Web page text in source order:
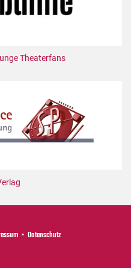
Theaterfans
Datenschutz